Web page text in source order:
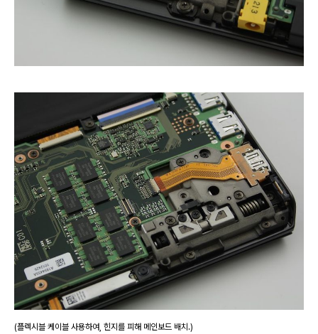
(플렉시블 케이블 사용하여, 힌지를 피해 메인보드 배치.)